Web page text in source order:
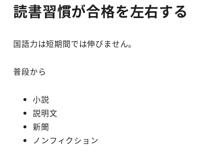
読書習慣が合格を左右する
国語力は短期間では伸びません。
普段から
小説
説明文
新聞
ノンフィクション